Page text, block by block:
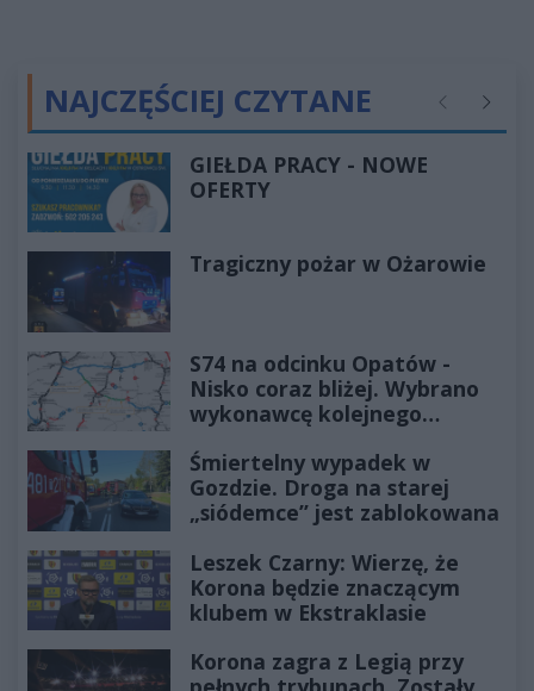
NAJCZĘŚCIEJ CZYTANE Poprzednie
GIEŁDA PRACY - NOWE
OFERTY
Tragiczny pożar w Ożarowie
S74 na odcinku Opatów -
Nisko coraz bliżej. Wybrano
wykonawcę kolejnego
Śmiertelny wypadek w
Gozdzie. Droga na starej
„siódemce” jest zablokowana
Leszek Czarny: Wierzę, że
Korona będzie znaczącym
klubem w Ekstraklasie
Korona zagra z Legią przy